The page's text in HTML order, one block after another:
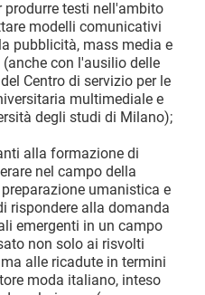
produrre testi nell'ambito
modelli comunicativi
pubblicità, mass media e
con l'ausilio delle
Centro di servizio per le
multimediale e
degli studi di Milano);
alla formazione di
nel campo della
umanistica e
rispondere alla domanda
emergenti in un campo
non solo ai risvolti
alle ricadute in termini
moda italiano, inteso